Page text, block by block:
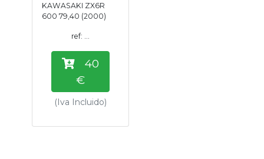
KAWASAKI ZX6R
600 79,40 (2000)
ref: ...
40
€
(Iva Incluido)